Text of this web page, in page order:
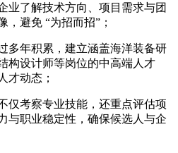
业了解技术方向、项目需求与团
，避免 “为招而招”；
多年积累，建立涵盖海洋装备研
构设计师等岗位的中高端人才
才动态；
仅考察专业技能，还重点评估项
与职业稳定性，确保候选人与企